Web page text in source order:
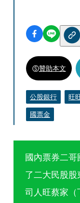
贊助本文
公股銀行 旺
國票金
國內票券二
了二大民股
司人旺蔡家